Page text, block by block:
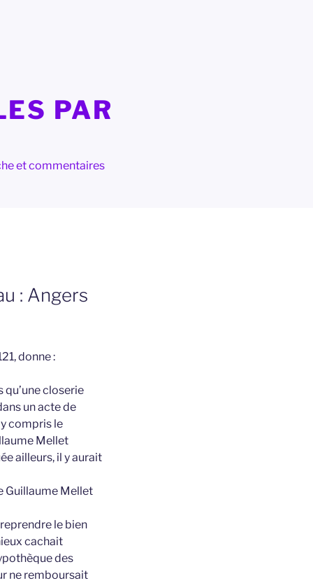
PAR
et commentaires
: Angers
donne :
qu’une closerie
un acte de
compris le
Mellet
ailleurs, il y aurait
Guillaume Mellet
le bien
cachait
des
ne remboursait